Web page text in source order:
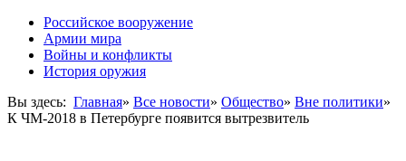
Российское вооружение
Армии мира
Войны и конфликты
История оружия
Вы здесь: Главная» Все новости» Общество» Вне политики»
К ЧМ-2018 в Петербурге появится вытрезвитель‍